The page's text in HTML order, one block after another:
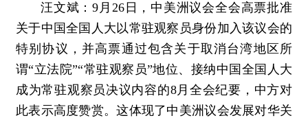
汪文斌：9月26日，中美洲议会全会高票批准
关于中国全国人大以常驻观察员身份加入该议会的
特别协议，并高票通过包含关于取消台湾地区所
谓“立法院”“常驻观察员”地位、接纳中国全国人大
成为常驻观察员决议内容的8月全会纪要，中方对
此表示高度赞赏。这体现了中美洲议会发展对华关